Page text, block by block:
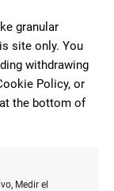
granular
site only. You
withdrawing
Policy, or
the bottom of
Medir el
perforadas
documentos